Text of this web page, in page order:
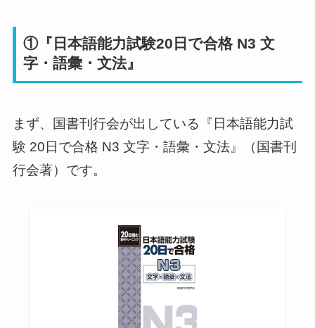
①『日本語能力試験20日で合格 N3 文
字・語彙・文法』
まず、国書刊行会が出している『日本語能力試
験 20日で合格 N3 文字・語彙・文法』（国書刊
行会著）です。